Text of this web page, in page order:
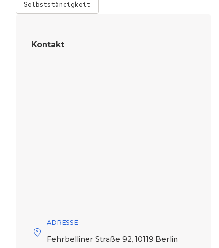
Selbstständigkeit
Kontakt
ADRESSE
Fehrbelliner Straße 92, 10119 Berlin